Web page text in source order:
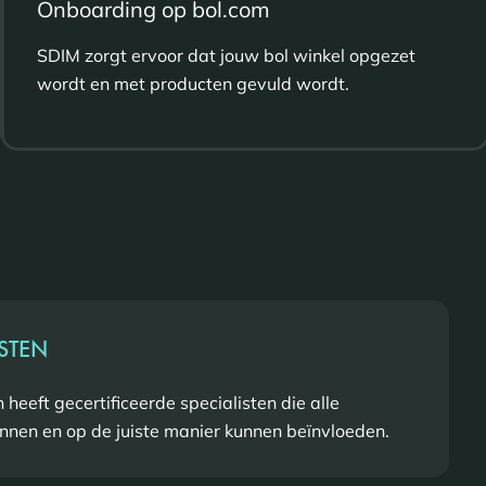
Onboarding op bol.com
SDIM zorgt ervoor dat jouw bol winkel opgezet
wordt en met producten gevuld wordt.
heeft gecertificeerde specialisten die alle
en op de juiste manier kunnen beïnvloeden.